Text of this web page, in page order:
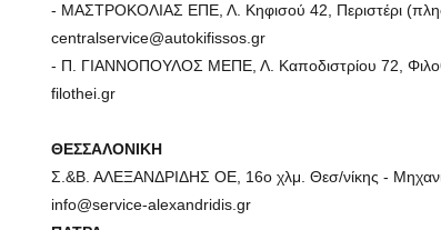
- ΜΑΣΤΡΟΚΟΛΙΑΣ ΕΠΕ, Λ. Κηφισού 42, Περιστέρι
centralservice@autokifissos.gr
- Π. ΓΙΑΝΝΟΠΟΥΛΟΣ ΜΕΠΕ, Λ. Καποδιστρίου 72,
filothei.gr
ΘΕΣΣΑΛΟΝΙΚΗ
Σ.&Β. ΑΛΕΞΑΝΔΡΙΔΗΣ ΟΕ, 16ο χλμ. Θεσ/νίκης -
info@service-alexandridis.gr